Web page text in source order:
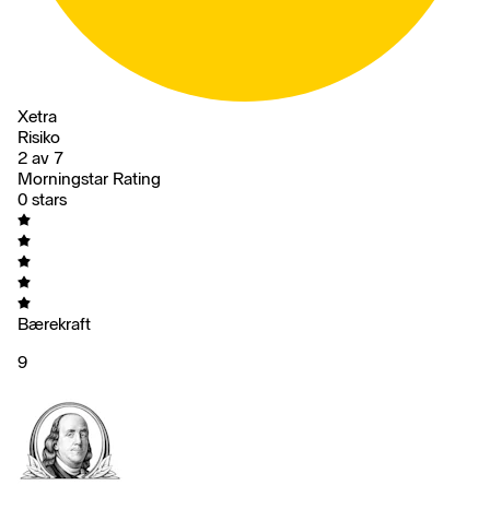
Xetra
Risiko
2 av 7
Morningstar Rating
0 stars
Bærekraft
9